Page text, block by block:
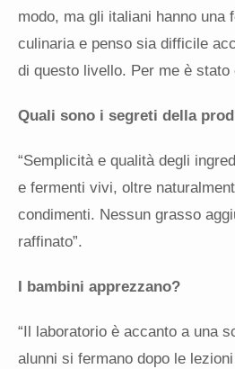
modo, ma gli italiani hanno una
culinaria e penso sia difficile
di questo livello. Per me è stato
Quali sono i segreti della
“Semplicità e qualità degli
e fermenti vivi, oltre
condimenti. Nessun grasso
raffinato”.
I bambini apprezzano?
“Il laboratorio è accanto a una
alunni si fermano dopo le